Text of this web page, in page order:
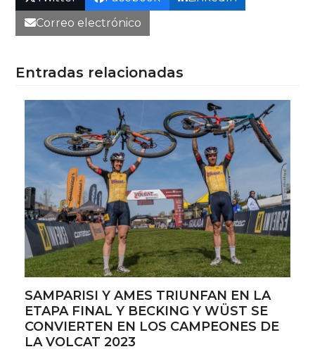
Correo electrónico
Entradas relacionadas
SAMPARISI Y AMES TRIUNFAN EN LA
ETAPA FINAL Y BECKING Y WÜST SE
CONVIERTEN EN LOS CAMPEONES DE
LA VOLCAT 2023